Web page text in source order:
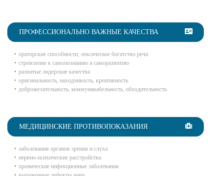
ПРОФЕССИОНАЛЬНО ВАЖНЫЕ КАЧЕСТВА
ораторские способности, лексическое богатство речи
стремление к самопознанию и саморазвитию
развитые лидерские качества
оригинальность, находчивость, креативность
доброжелательность, коммуникабельность, обходительность
МЕДИЦИНСКИЕ ПРОТИВОПОКАЗАНИЯ
заболевания органов зрения и слуха
нервно-психические расстройства
хронические инфекционные заболевания